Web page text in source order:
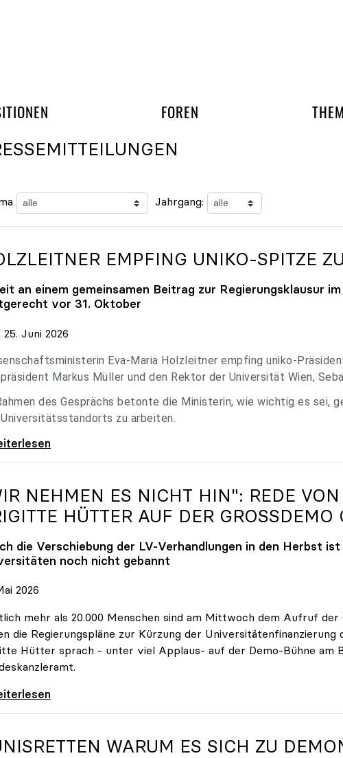
FOREN UND ARBEITSGRUPPEN
Jahrgang:
EMPFING UNIKO-SPITZE
an einem gemeinsamen Beitrag zur Regierungsklausur
vor 31. Oktober
25. Juni 2026
Eva-Maria Holzleitner empfing uniko-
Markus Müller und den Rektor der Universität Wien,
des Gesprächs betonte die Ministerin, wie wichtig es sei,
zu arbeiten.
empfing uniko-Spitze zum Austausch
NEHMEN ES NICHT HIN": REDE VON
HÜTTER AUF DER GROSSDEMO
die Verschiebung der LV-Verhandlungen in den Herbst
noch nicht gebannt
2026
mehr als 20.000 Menschen sind am Mittwoch dem Aufruf
die Regierungspläne zur Kürzung der
Hütter sprach - unter viel Applaus- auf der Demo-Bühne am
nehmen es nicht hin\": Rede von
WARUM ES SICH ZU